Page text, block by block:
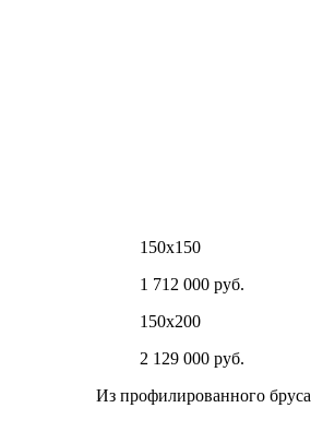
150х150
1 712 000 руб.
150х200
2 129 000 руб.
Из профилированного бруса